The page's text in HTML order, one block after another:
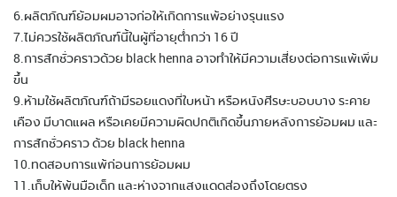
6.ผลิตภัณฑ์ย้อมผมอาจก่อให้เกิดการแพ้อย่างรุนแรง
7.ไม่ควรใช้ผลิตภัณฑ์นี้ในผู้ที่อายุต่ำกว่า 16 ปี
8.การสักชั่วคราวด้วย black henna อาจทำให้มีความเสี่ยงต่อการแพ้เพิ่ม
ขึ้น
9.ห้ามใช้ผลิตภัณฑ์ถ้ามีรอยแดงที่ใบหน้า หรือหนังศีรษะบอบบาง ระคาย
เคือง มีบาดแผล หรือเคยมีความผิดปกติเกิดขึ้นภายหลังการย้อมผม และ
การสักชั่วคราว ด้วย black henna
10.ทดสอบการแพ้ก่อนการย้อมผม
11.เก็บให้พ้นมือเด็ก และห่างจากแสงแดดส่องถึงโดยตรง